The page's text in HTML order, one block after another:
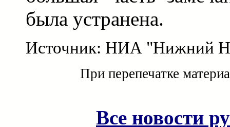
была устранена.
Источник: НИА "Нижний
При перепечатке
Все новости